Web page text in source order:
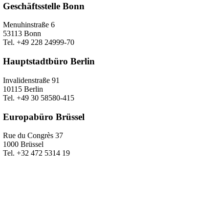
Geschäftsstelle Bonn
Menuhinstraße 6
53113 Bonn
Tel. +49 228 24999-70
Hauptstadtbüro Berlin
Invalidenstraße 91
10115 Berlin
Tel. +49 30 58580-415
Europabüro Brüssel
Rue du Congrès 37
1000 Brüssel
Tel. +32 472 5314 19